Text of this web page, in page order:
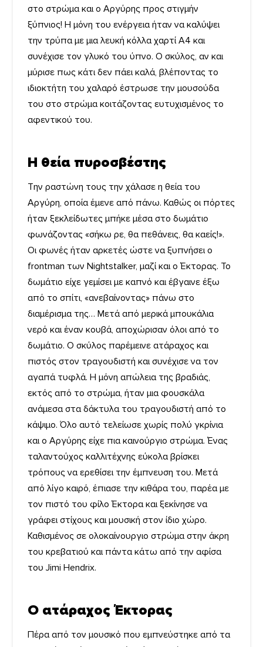
στο στρώμα και ο Αργύρης προς στιγμήν
ξύπνιος! Η μόνη του ενέργεια ήταν να καλύψει
την τρύπα με μια λευκή κόλλα χαρτί Α4 και
συνέχισε τον γλυκό του ύπνο. Ο σκύλος, αν και
μύρισε πως κάτι δεν πάει καλά, βλέποντας το
ιδιοκτήτη του χαλαρό έστρωσε την μουσούδα
του στο στρώμα κοιτάζοντας ευτυχισμένος το
αφεντικού του.
H θεία πυροσβέστης
Την ραστώνη τους την χάλασε η θεία του
Αργύρη, οποία έμενε από πάνω. Καθώς οι πόρτες
ήταν ξεκλείδωτες μπήκε μέσα στο δωμάτιο
φωνάζοντας «σήκω ρε, θα πεθάνεις, θα καείς!».
Οι φωνές ήταν αρκετές ώστε να ξυπνήσει ο
frontman των Nightstalker, μαζί και ο Έκτορας. Το
δωμάτιο είχε γεμίσει με καπνό και έβγαινε έξω
από το σπίτι, «ανεβαίνοντας» πάνω στο
διαμέρισμα της… Μετά από μερικά μπουκάλια
νερό και έναν κουβά, αποχώρισαν όλοι από το
δωμάτιο. Ο σκύλος παρέμεινε ατάραχος και
πιστός στον τραγουδιστή και συνέχισε να τον
αγαπά τυφλά. Η μόνη απώλεια της βραδιάς,
εκτός από το στρώμα, ήταν μια φουσκάλα
ανάμεσα στα δάκτυλα του τραγουδιστή από το
κάψιμο. Όλο αυτό τελείωσε χωρίς πολύ γκρίνια
και ο Αργύρης είχε πια καινούργιο στρώμα. Ένας
ταλαντούχος καλλιτέχνης εύκολα βρίσκει
τρόπους να ερεθίσει την έμπνευση του. Μετά
από λίγο καιρό, έπιασε την κιθάρα του, παρέα με
τον πιστό του φίλο Έκτορα και ξεκίνησε να
γράφει στίχους και μουσική στον ίδιο χώρο.
Καθισμένος σε ολοκαίνουργιο στρώμα στην άκρη
του κρεβατιού και πάντα κάτω από την αφίσα
του Jimi Hendrix.
Ο ατάραχος Έκτορας
Πέρα από τον μουσικό που εμπνεύστηκε από τα